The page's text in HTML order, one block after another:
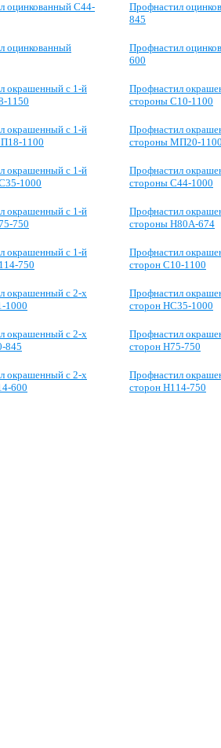
оцинкованный С44-
Профнастил
845
оцинкованный
Профнастил
600
окрашенный с 1-й
1150
Профнастил
стороны С10-1100
окрашенный с 1-й
1100
Профнастил
стороны МП20-1100
окрашенный с 1-й
1000
Профнастил
стороны С44-1000
окрашенный с 1-й
750
Профнастил
стороны Н80А-674
окрашенный с 1-й
750
Профнастил
сторон С10-1100
окрашенный с 2-х
1000
Профнастил
сторон НС35-1000
окрашенный с 2-х
845
Профнастил
сторон Н75-750
окрашенный с 2-х
600
Профнастил
сторон Н114-750